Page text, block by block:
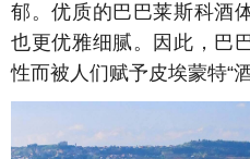
郁。优质的巴巴莱斯科酒
也更优雅细腻。因此，巴
性而被人们赋予皮埃蒙特“